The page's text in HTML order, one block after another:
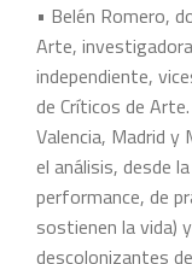
• Belén Romero,
Arte,
independiente,
de Críticos de
Valencia, Madrid y
el análisis, desde
performance, de
sostienen la vida)
descolonizantes